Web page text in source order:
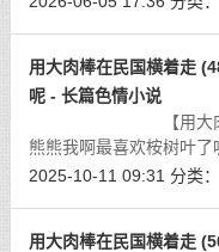
用大肉棒在民国横着走
呢 - 长篇色情小说
【用大肉棒在民
熊熊我啊最喜欢桉树叶了
2025-10-11 09:31 分类：
用大肉棒在民国横着走